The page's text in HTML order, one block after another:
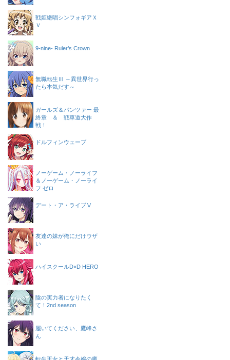
戦姫絶唱シンフォギアＸ
Ｖ
9-nine- Ruler’s Crown
無職転生Ⅲ ～異世界行っ
たら本気だす～
ガールズ＆パンツァー 最
終章 ＆ 戦車道大作
戦！
ドルフィンウェーブ
ノーゲーム・ノーライフ
＆ノーゲーム・ノーライ
フ ゼロ
デート・ア・ライブⅤ
友達の妹が俺にだけウザ
い
ハイスクールD×D HERO
陰の実力者になりたく
て！2nd season
履いてください、鷹峰さ
ん